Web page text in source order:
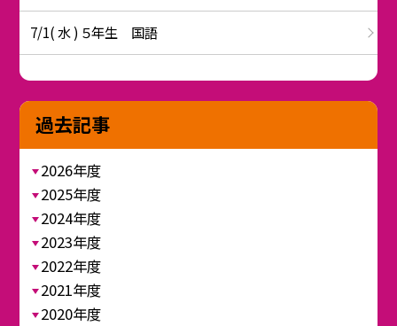
7/1( 水 ) ５年生 国語
過去記事
2026年度
2025年度
2024年度
2023年度
2022年度
2021年度
2020年度